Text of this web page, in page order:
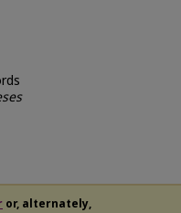
or, alternately,